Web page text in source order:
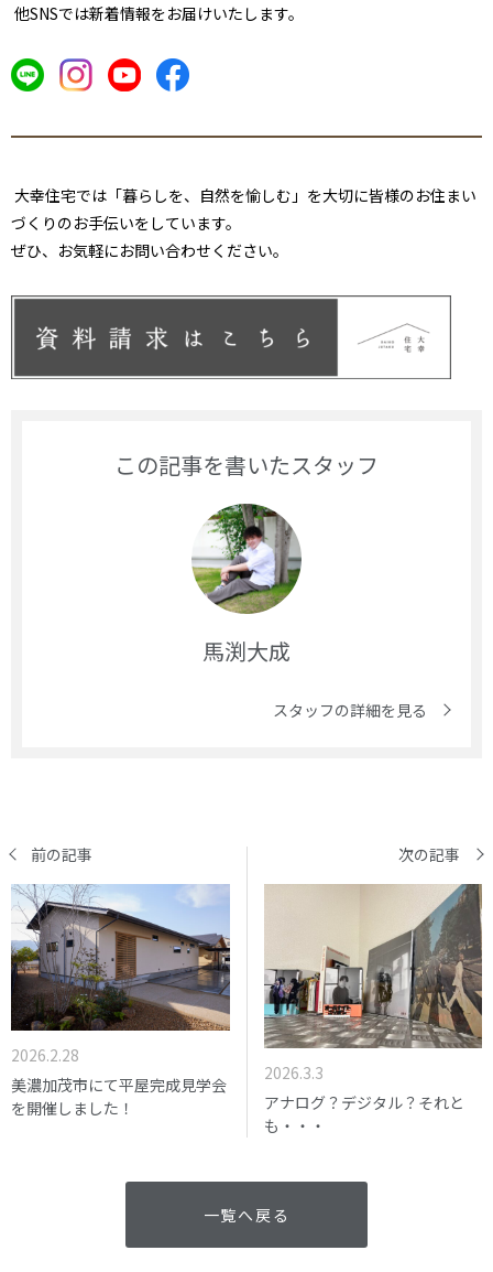
他SNSでは新着情報をお届けいたします。
大幸住宅では「暮らしを、自然を愉しむ」を大切に皆様のお住まい
づくりのお手伝いをしています。
ぜひ、お気軽にお問い合わせください。
この記事を書いたスタッフ
馬渕大成
スタッフの詳細を見る
前の記事
2026.2.28
美濃加茂市にて平屋完成見学会
を開催しました！
次の記事
2026.3.3
アナログ？デジタル？それと
も・・・
一覧へ戻る